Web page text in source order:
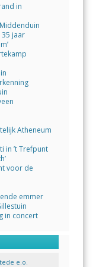
in
35 jaar
Atheneum
in ’t Trefpunt
voor de
emmer
in concert
e.o.